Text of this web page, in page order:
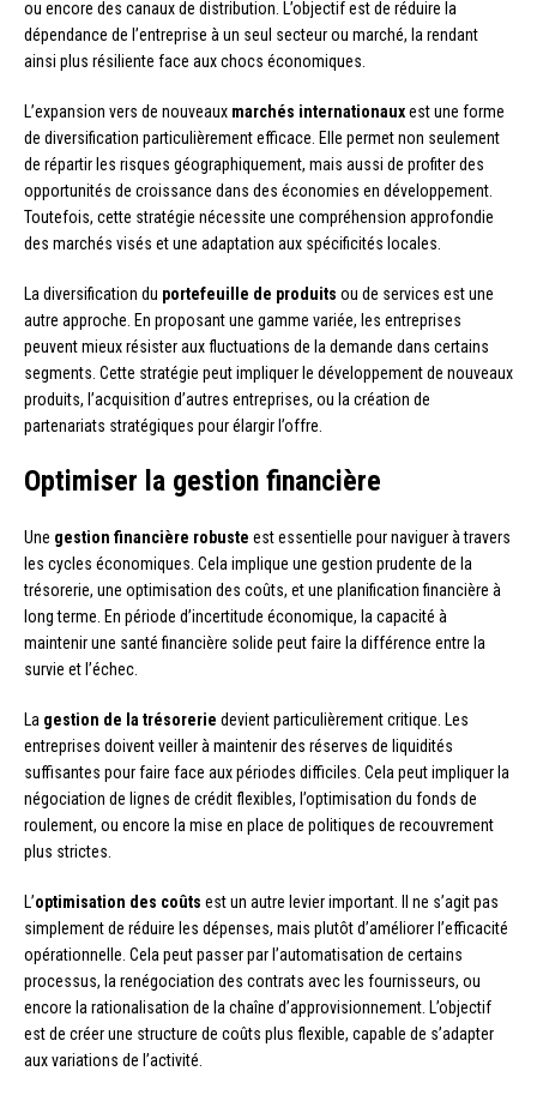
ou encore des canaux de distribution. L’objectif est de réduire la
dépendance de l’entreprise à un seul secteur ou marché, la rendant
ainsi plus résiliente face aux chocs économiques.
L’expansion vers de nouveaux marchés internationauxest une forme
de diversification particulièrement efficace. Elle permet non seulement
de répartir les risques géographiquement, mais aussi de profiter des
opportunités de croissance dans des économies en développement.
Toutefois, cette stratégie nécessite une compréhension approfondie
des marchés visés et une adaptation aux spécificités locales.
La diversification du portefeuille de produits ou de services est une
autre approche. En proposant une gamme variée, les entreprises
peuvent mieux résister aux fluctuations de la demande dans certains
segments. Cette stratégie peut impliquer le développement de nouveaux
produits, l’acquisition d’autres entreprises, ou la création de
partenariats stratégiques pour élargir l’offre.
Optimiser la gestion financière
Une gestion financière robuste est essentielle pour naviguer à travers
les cycles économiques. Cela implique une gestion prudente de la
trésorerie, une optimisation des coûts, et une planification financière à
long terme. En période d’incertitude économique, la capacité à
maintenir une santé financière solide peut faire la différence entre la
survie et l’échec.
La gestion de la trésorerie devient particulièrement critique. Les
entreprises doivent veiller à maintenir des réserves de liquidités
suffisantes pour faire face aux périodes difficiles. Cela peut impliquer la
négociation de lignes de crédit flexibles, l’optimisation du fonds de
roulement, ou encore la mise en place de politiques de recouvrement
plus strictes.
L’optimisation des coûts est un autre levier important. Il ne s’agit pas
simplement de réduire les dépenses, mais plutôt d’améliorer l’efficacité
opérationnelle. Cela peut passer par l’automatisation de certains
processus, la renégociation des contrats avec les fournisseurs, ou
encore la rationalisation de la chaîne d’approvisionnement. L’objectif
est de créer une structure de coûts plus flexible, capable de s’adapter
aux variations de l’activité.